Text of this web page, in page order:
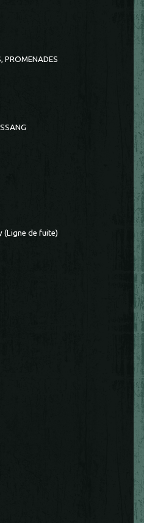
PROMENADES
(Ligne de fuite)